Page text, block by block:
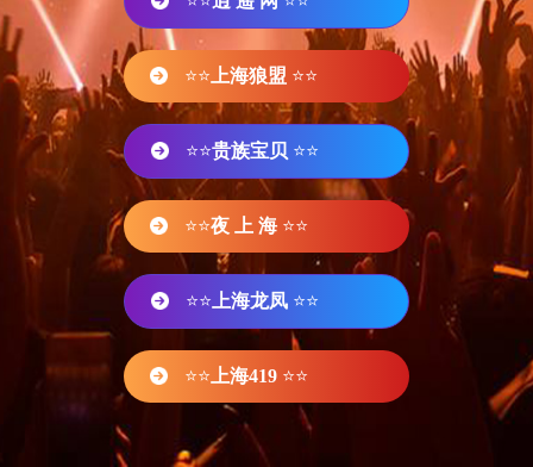
⭐⭐ 上海狼盟 ⭐⭐
⭐⭐贵族宝贝 ⭐⭐
⭐⭐夜 上 海 ⭐⭐
⭐⭐ 上海龙凤 ⭐⭐
⭐⭐ 上海419 ⭐⭐